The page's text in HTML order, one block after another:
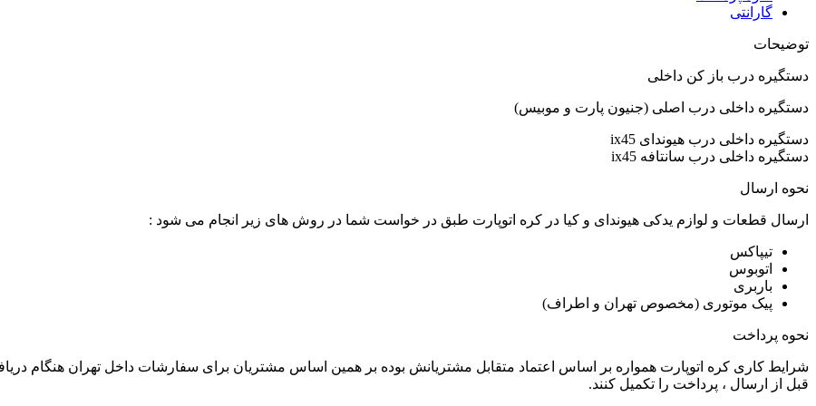
گارانتی
توضیحات
دستگیره درب باز کن داخلی
دستگیره داخلی درب اصلی (جنیون پارت و موبیس)
دستگیره داخلی درب هیوندای ix45
دستگیره داخلی درب سانتافه ix45
نحوه ارسال
ارسال قطعات و لوازم یدکی هیوندای و کیا در کره اتوپارت طبق در خواست شما در روش های زیر انجام می شود :
تیپاکس
اتوبوس
باربری
پیک موتوری (مخصوص تهران و اطراف)
نحوه پرداخت
شرایط کاری کره اتوپارت همواره بر اساس اعتماد متقابل مشتریانش بوده بر همین اساس مشتریان برای سفارشات داخل تهران هنگام
قبل از ارسال ، پرداخت را تکمیل کنند.